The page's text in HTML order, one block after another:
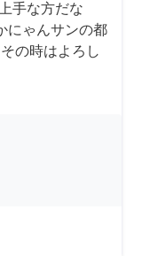
手な方だな
にゃんサンの都
の時はよろし